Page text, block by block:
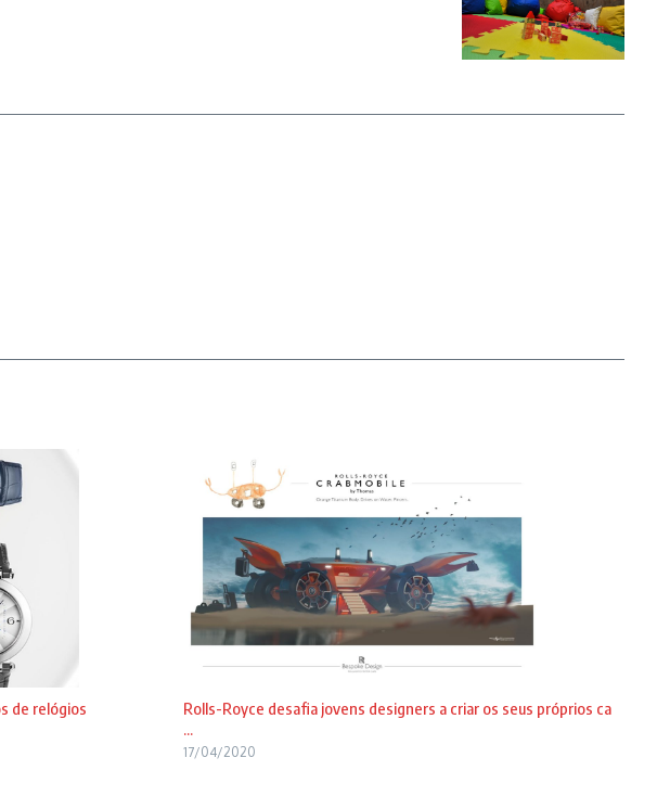
de relógios
Rolls-Royce desafia jovens designers a criar os seus próprios ca
...
17/04/2020